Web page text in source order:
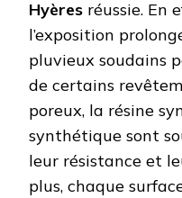
Hyères réussie. En
l’exposition
pluvieux soudains
de certains
poreux, la résine
synthétique sont
leur résistance et
plus, chaque